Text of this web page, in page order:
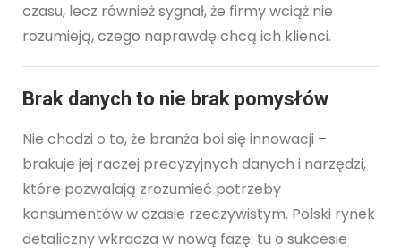
czasu, lecz również sygnał, że firmy wciąż nie
rozumieją, czego naprawdę chcą ich klienci.
Brak danych to nie brak pomysłów
Nie chodzi o to, że branża boi się innowacji –
brakuje jej raczej precyzyjnych danych i narzędzi,
które pozwalają zrozumieć potrzeby
konsumentów w czasie rzeczywistym. Polski rynek
detaliczny wkracza w nową fazę: tu o sukcesie